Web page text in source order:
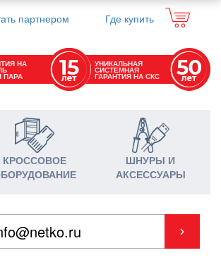
партнером Где купить
НА
ПАРА
УНИКАЛЬНАЯ
СИСТЕМНАЯ
ГАРАНТИЯ НА СКС
КРОССОВОЕ
ШНУРЫ И
АКСЕССУАРЫ